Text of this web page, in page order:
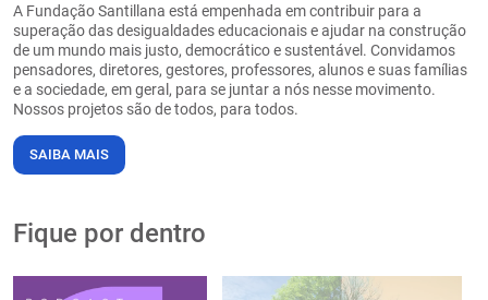
A Fundação Santillana está empenhada em contribuir para a
superação das desigualdades educacionais e ajudar na construção
de um mundo mais justo, democrático e sustentável. Convidamos
pensadores, diretores, gestores, professores, alunos e suas famílias
e a sociedade, em geral, para se juntar a nós nesse movimento.
Nossos projetos são de todos, para todos.
SAIBA MAIS
Fique por dentro